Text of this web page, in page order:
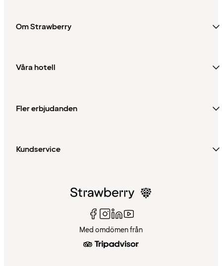
Om Strawberry
Våra hotell
Fler erbjudanden
Kundservice
Med omdömen från